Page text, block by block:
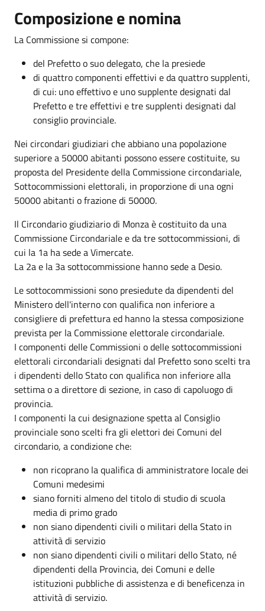
Composizione e nomina
La Commissione si compone:
del Prefetto o suo delegato, che la presiede
di quattro componenti effettivi e da quattro supplenti,
di cui: uno effettivo e uno supplente designati dal
Prefetto e tre effettivi e tre supplenti designati dal
consiglio provinciale.
Nei circondari giudiziari che abbiano una popolazione
superiore a 50000 abitanti possono essere costituite, su
proposta del Presidente della Commissione circondariale,
Sottocommissioni elettorali, in proporzione di una ogni
50000 abitanti o frazione di 50000.
Il Circondario giudiziario di Monza è costituito da una
Commissione Circondariale e da tre sottocommissioni, di
cui la 1a ha sede a Vimercate.
La 2a e la 3a sottocommissione hanno sede a Desio.
Le sottocommissioni sono presiedute da dipendenti del
Ministero dell'interno con qualifica non inferiore a
consigliere di prefettura ed hanno la stessa composizione
prevista per la Commissione elettorale circondariale.
I componenti delle Commissioni o delle sottocommissioni
elettorali circondariali designati dal Prefetto sono scelti tra
i dipendenti dello Stato con qualifica non inferiore alla
settima o a direttore di sezione, in caso di capoluogo di
provincia.
I componenti la cui designazione spetta al Consiglio
provinciale sono scelti fra gli elettori dei Comuni del
circondario, a condizione che:
non ricoprano la qualifica di amministratore locale dei
Comuni medesimi
siano forniti almeno del titolo di studio di scuola
media di primo grado
non siano dipendenti civili o militari della Stato in
attività di servizio
non siano dipendenti civili o militari dello Stato, né
dipendenti della Provincia, dei Comuni e delle
istituzioni pubbliche di assistenza e di beneficenza in
attività di servizio.